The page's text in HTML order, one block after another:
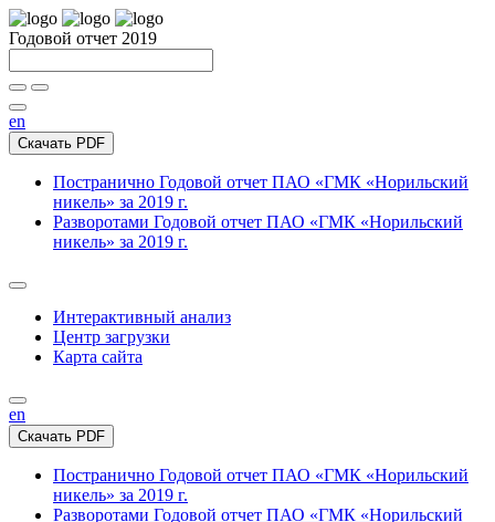
Годовой отчет 2019
en
Скачать PDF
Постранично Годовой отчет ПАО «ГМК «Норильский
никель» за 2019 г.
Разворотами Годовой отчет ПАО «ГМК «Норильский
никель» за 2019 г.
Интерактивный анализ
Центр загрузки
Карта сайта
en
Скачать PDF
Постранично Годовой отчет ПАО «ГМК «Норильский
никель» за 2019 г.
Разворотами Годовой отчет ПАО «ГМК «Норильский